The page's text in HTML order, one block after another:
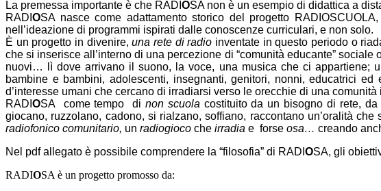
La premessa importante è che RADI OSA non è un esempio di didattica a
RADI OSA nasce come adattamento storico del progetto
nell’ideazione di programmi ispirati dalle conoscenze curriculari, e non solo.
È un progetto in divenire,una rete di radio inventate in questo periodo o
che si inserisce all’interno di una percezione di “comunità educante”
nuovi… lì dove arrivano il suono, la voce, una musica che ci appartiene;
bambine e bambini, adolescenti, insegnanti, genitori, nonni, educatrici ed
d’interesse umani che cercano di irradiarsi verso le orecchie di una
RADI OSA come tempo di non scuola costituito da un bisogno di rete,
giocano, ruzzolano, cadono, si rialzano, soffiano, raccontano un’oralità
radiofonico comunitario, un radiogioco che irradia e forse osa… creando
Nel pdf allegato è possibile comprendere la “filosofia” di RADI OSA, gli
RADIOSA è un progetto promosso da: